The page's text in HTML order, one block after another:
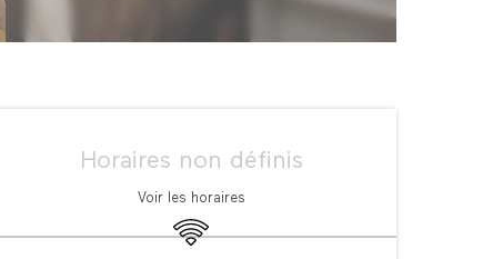
Ouverture et
Horaires non définis
Voir les horaires
WiFi